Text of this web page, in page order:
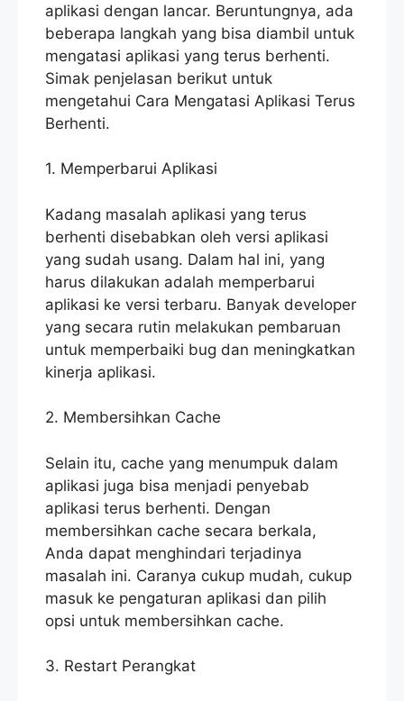
aplikasi dengan lancar. Beruntungnya, ada
beberapa langkah yang bisa diambil untuk
mengatasi aplikasi yang terus berhenti.
Simak penjelasan berikut untuk
mengetahui Cara Mengatasi Aplikasi Terus
Berhenti.
1. Memperbarui Aplikasi
Kadang masalah aplikasi yang terus
berhenti disebabkan oleh versi aplikasi
yang sudah usang. Dalam hal ini, yang
harus dilakukan adalah memperbarui
aplikasi ke versi terbaru. Banyak developer
yang secara rutin melakukan pembaruan
untuk memperbaiki bug dan meningkatkan
kinerja aplikasi.
2. Membersihkan Cache
Selain itu, cache yang menumpuk dalam
aplikasi juga bisa menjadi penyebab
aplikasi terus berhenti. Dengan
membersihkan cache secara berkala,
Anda dapat menghindari terjadinya
masalah ini. Caranya cukup mudah, cukup
masuk ke pengaturan aplikasi dan pilih
opsi untuk membersihkan cache.
3. Restart Perangkat